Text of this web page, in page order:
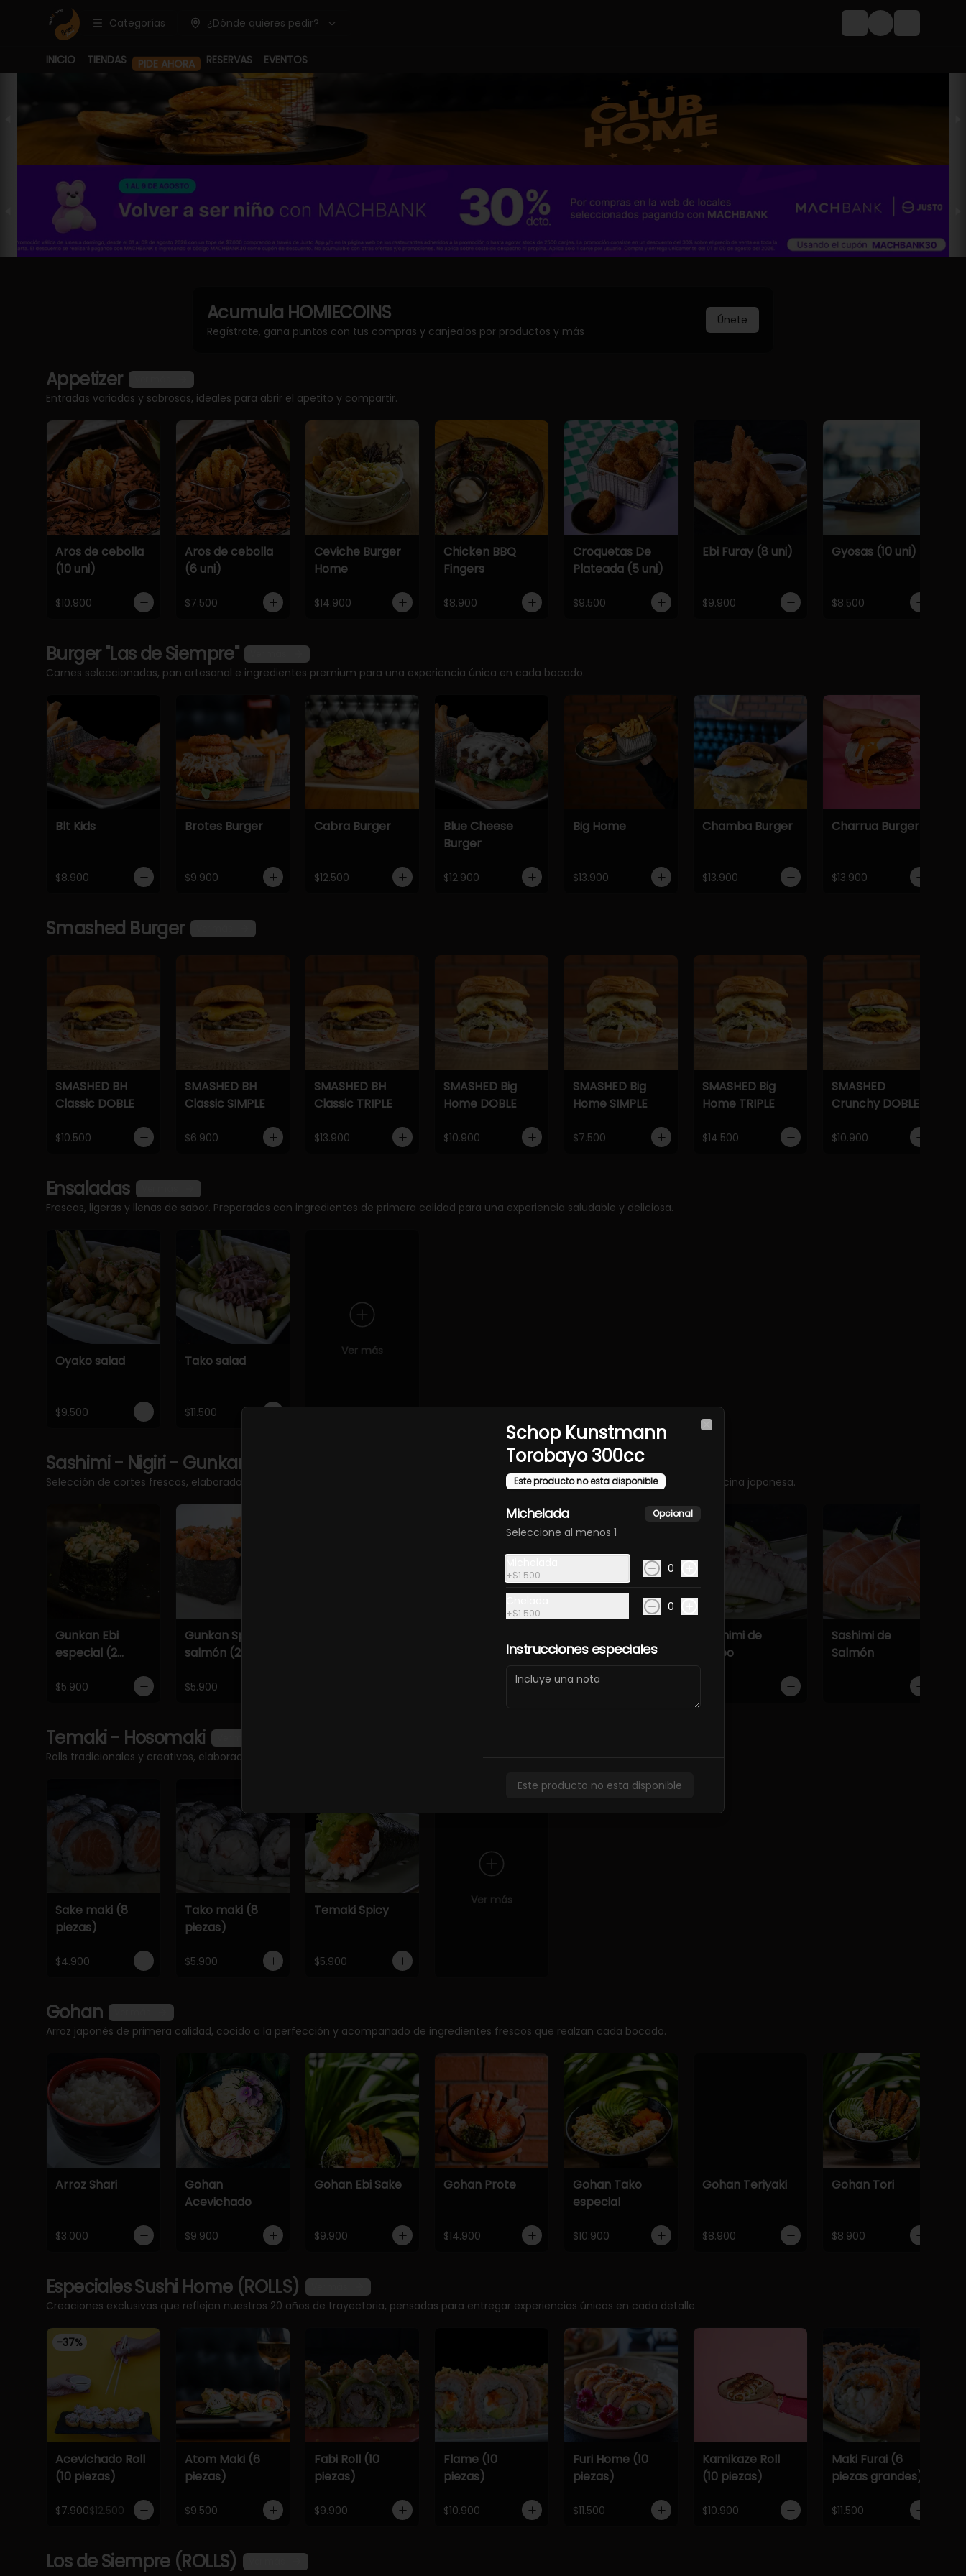
Categorías ¿Dónde quieres pedir? Login
INICIO TIENDAS PIDE AHORA RESERVAS EVENTOS
Acumula HOMIECOINS
Regístrate, gana puntos con tus compras y canjealos por productos y más
Únete
Appetizer
Entradas variadas y sabrosas, ideales para abrir el apetito y compartir.
Aros de cebolla
(10 uni)
$10.900
Aros de cebolla
(6 uni)
$7.500
Ceviche Burger
Home
$14.900
Chicken BBQ
Fingers
$8.900
Croquetas De
Plateada (5 uni)
$9.500
Ebi Furay (8 uni)
$9.900
Gyosas (10 uni)
$8.500
Burger "Las de Siempre"
Carnes seleccionadas, pan artesanal e ingredientes premium para una experiencia única en cada bocado.
Blt Kids
$8.900
Brotes Burger
$9.900
Cabra Burger
$12.500
Blue Cheese
Burger
$12.900
Big Home
$13.900
Chamba Burger
$13.900
Charrua Burger
$13.900
Smashed Burger
SMASHED BH
Classic DOBLE
$10.500
SMASHED BH
Classic SIMPLE
$6.900
SMASHED BH
Classic TRIPLE
$13.900
SMASHED Big
Home DOBLE
$10.900
SMASHED Big
Home SIMPLE
$7.500
SMASHED Big
Home TRIPLE
$14.500
SMASHED
Crunchy DOBLE
$10.900
Ensaladas
Frescas, ligeras y llenas de sabor. Preparadas con ingredientes de primera calidad para una experiencia saludable y deliciosa.
Oyako salad
$9.500
Tako salad
$11.500
Ver más
Sashimi - Nigiri - Gunkan
Selección de cortes frescos, elaborados con pescado de primera calidad y presentaciones cuidadas que destacan la esencia de la cocina japonesa.
Gunkan Ebi
especial (2
$5.900
Gunkan Spicy
salmón (2
$5.900
Sashimi de
Pulpo
Sashimi de
Salmón
Temaki - Hosomaki
Rolls tradicionales y creativos, elaborados al momento con ingredientes frescos y sabores auténticos de la cocina japonesa.
Sake maki (8
piezas)
$4.900
Tako maki (8
piezas)
$5.900
Temaki Spicy
$5.900
Ver más
Gohan
Arroz japonés de primera calidad, cocido a la perfección y acompañado de ingredientes frescos que realzan cada bocado.
Arroz Shari
$3.000
Gohan
Acevichado
$9.900
Gohan Ebi Sake
$9.900
Gohan Prote
$14.900
Gohan Tako
especial
$10.900
Gohan Teriyaki
$8.900
Gohan Tori
$8.900
Especiales Sushi Home (ROLLS)
Creaciones exclusivas que reflejan nuestros 20 años de trayectoria, pensadas para entregar experiencias únicas en cada detalle.
-37%
Acevichado Roll
(10 piezas)
$7.900$12.500
Atom Maki (6
piezas)
$9.500
Fabi Roll (10
piezas)
$9.900
Flame (10
piezas)
$10.900
Furi Home (10
piezas)
$11.500
Kamikaze Roll
(10 piezas)
$10.900
Maki Furai (6
piezas grandes)
$11.500
Los de Siempre (ROLLS)
Schop Kunstmann
Torobayo 300cc
Este producto no esta disponible
Michelada Opcional
Seleccione al menos 1
+$1.500 0
+$1.500 0
Instrucciones especiales
Este producto no esta disponible